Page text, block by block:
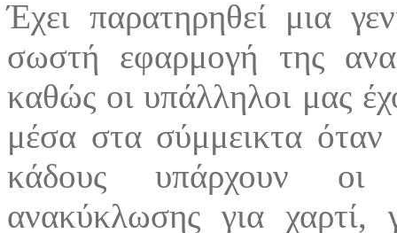
Έχει παρατηρηθεί μια
σωστή εφαρμογή της
καθώς οι υπάλληλοι μας
μέσα στα σύμμεικτα όταν
κάδους υπάρχουν οι
ανακύκλωσης για χαρτί,